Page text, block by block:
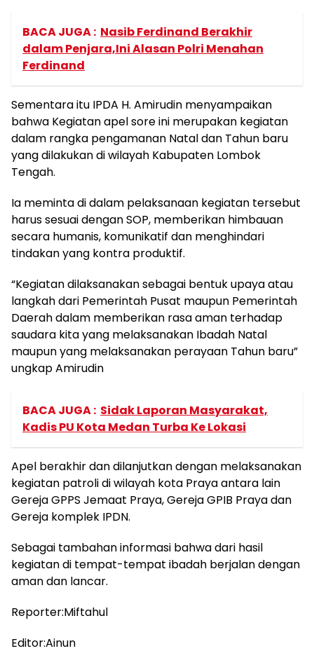
BACA JUGA : Nasib Ferdinand Berakhir
dalam Penjara,Ini Alasan Polri Menahan
Ferdinand
Sementara itu IPDA H. Amirudin menyampaikan
bahwa Kegiatan apel sore ini merupakan kegiatan
dalam rangka pengamanan Natal dan Tahun baru
yang dilakukan di wilayah Kabupaten Lombok
Tengah.
Ia meminta di dalam pelaksanaan kegiatan tersebut
harus sesuai dengan SOP, memberikan himbauan
secara humanis, komunikatif dan menghindari
tindakan yang kontra produktif.
“Kegiatan dilaksanakan sebagai bentuk upaya atau
langkah dari Pemerintah Pusat maupun Pemerintah
Daerah dalam memberikan rasa aman terhadap
saudara kita yang melaksanakan Ibadah Natal
maupun yang melaksanakan perayaan Tahun baru”
ungkap Amirudin
BACA JUGA : Sidak Laporan Masyarakat,
Kadis PU Kota Medan Turba Ke Lokasi
Apel berakhir dan dilanjutkan dengan melaksanakan
kegiatan patroli di wilayah kota Praya antara lain
Gereja GPPS Jemaat Praya, Gereja GPIB Praya dan
Gereja komplek IPDN.
Sebagai tambahan informasi bahwa dari hasil
kegiatan di tempat-tempat ibadah berjalan dengan
aman dan lancar.
Reporter:Miftahul
Editor:Ainun